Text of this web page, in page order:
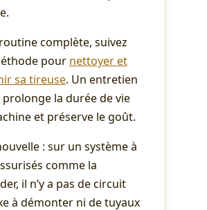
complète, suivez
pour nettoyer et
sa tireuse. Un entretien
la durée de vie
et préserve le goût.
: sur un système à
comme la
il n’y a pas de circuit
à démonter ni de tuyaux